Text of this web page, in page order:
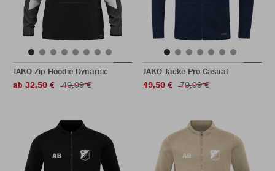
JAKO Zip Hoodie Dynamic
ab 32,50 €
49,99 €
JAKO Jacke Pro Casual
49,50 €
79,99 €